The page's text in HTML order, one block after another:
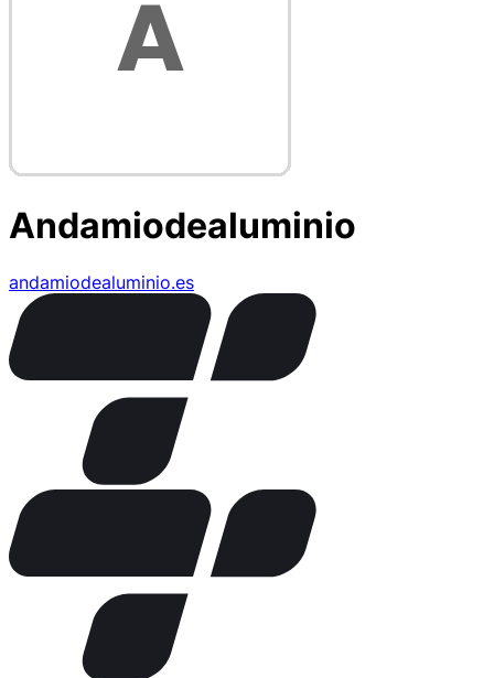
Andamiodealuminio
andamiodealuminio.es